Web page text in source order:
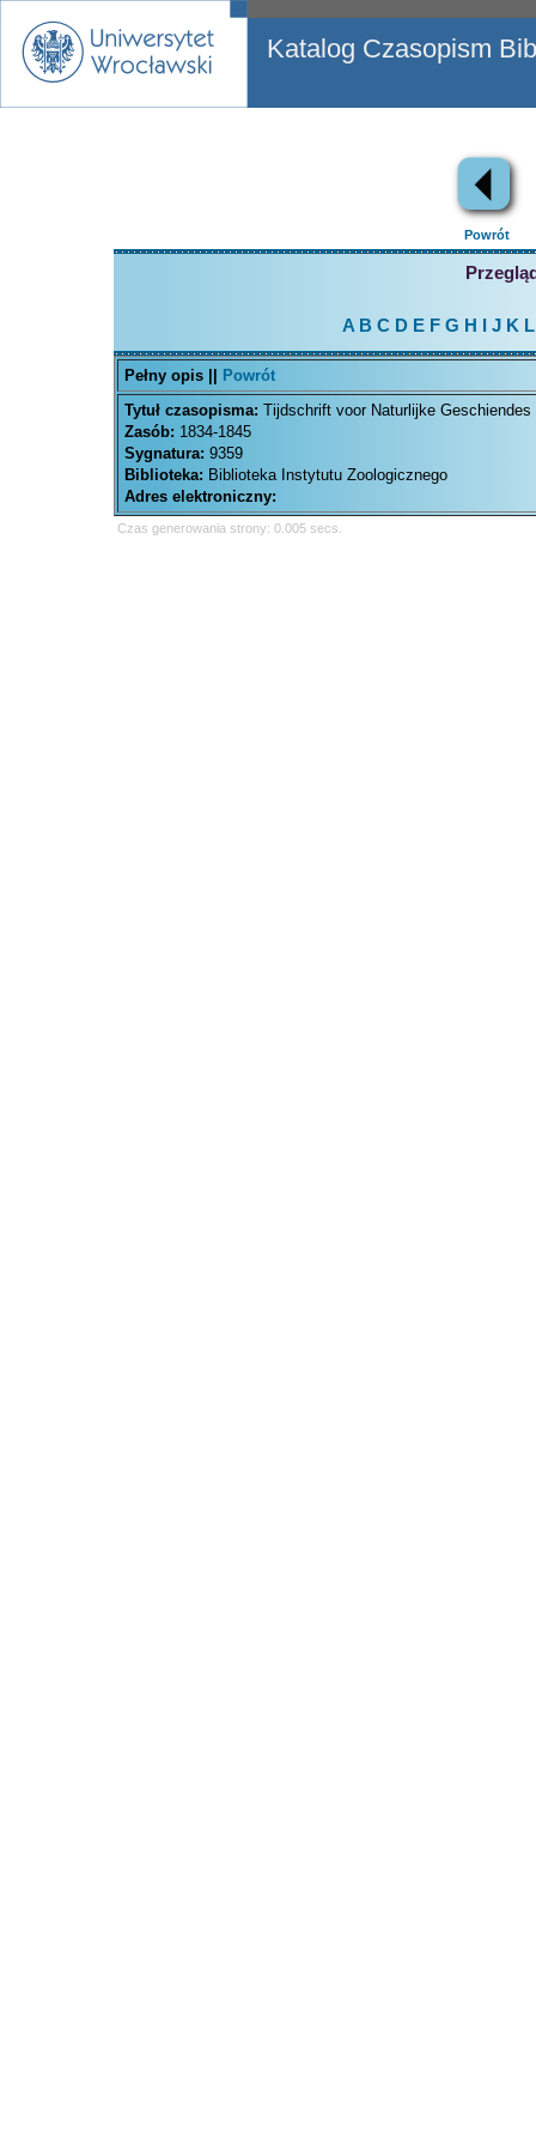
Katalog Czasopism
Powrót
A B C D EFG H J K L
Pełny opis ||
Powrót
Tytuł czasopisma: Tijdschrift voor Naturlijke
Zasób: 1834-1845
Sygnatura: 9359
Biblioteka: Biblioteka Instytutu Zoologicznego
Adres elektroniczny:
Czas generowania strony: 0.005 secs.